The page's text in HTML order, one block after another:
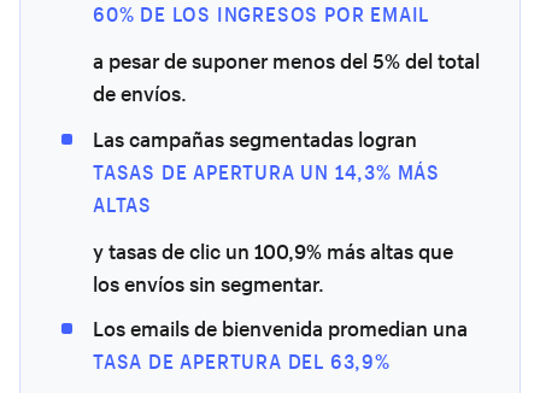
60% DE LOS INGRESOS POR EMAIL
a pesar de suponer menos del 5% del total
de envíos.
Las campañas segmentadas logran
TASAS DE APERTURA UN 14,3% MÁS
ALTAS
y tasas de clic un 100,9% más altas que
los envíos sin segmentar.
Los emails de bienvenida promedian una
TASA DE APERTURA DEL 63,9%